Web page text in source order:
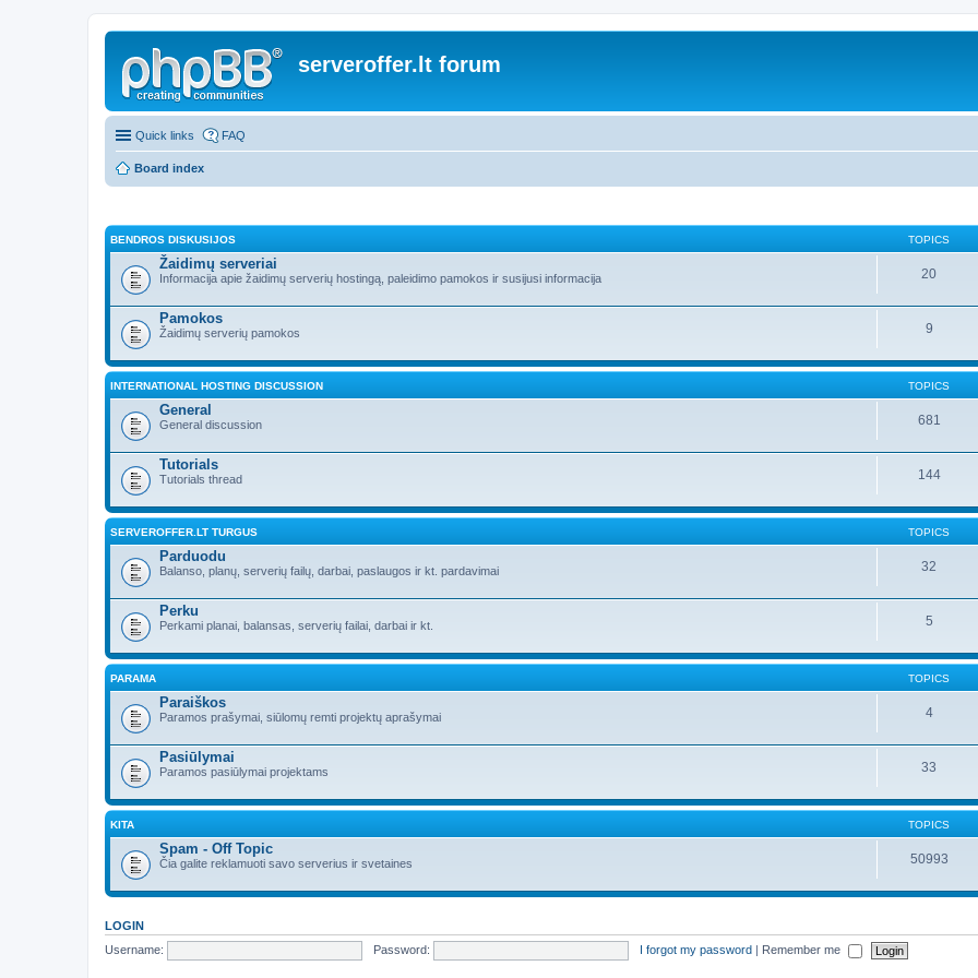
serveroffer.lt forum
Quick links FAQ
Board index
BENDROS DISKUSIJOS TOPICS
Žaidimų serveriai
Informacija apie žaidimų serverių hostingą, paleidimo pamokos ir susijusi informacija 20
Pamokos
Žaidimų serverių pamokos 9
INTERNATIONAL HOSTING DISCUSSION TOPICS
General
General discussion 681
Tutorials
Tutorials thread 144
SERVEROFFER.LT TURGUS TOPICS
Parduodu
Balanso, planų, serverių failų, darbai, paslaugos ir kt. pardavimai 32
Perku
Perkami planai, balansas, serverių failai, darbai ir kt. 5
PARAMA TOPICS
Paraiškos
Paramos prašymai, siūlomų remti projektų aprašymai 4
Pasiūlymai
Paramos pasiūlymai projektams 33
KITA TOPICS
Spam - Off Topic
Čia galite reklamuoti savo serverius ir svetaines 50993
LOGIN
Username:
Password: I forgot my password | Remember me